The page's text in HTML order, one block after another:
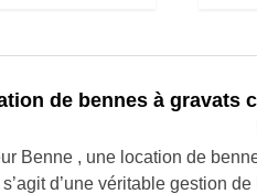
de bennes à gravats
Benne , une location de
s’agit d’une véritable gestion